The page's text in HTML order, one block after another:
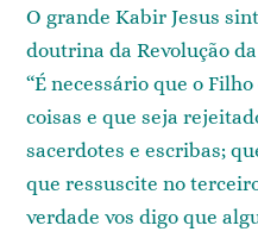
O grande Kabir Jesus
doutrina da Revolução
“É necessário que o
coisas e que seja
sacerdotes e escribas;
que ressuscite no
verdade vos digo que